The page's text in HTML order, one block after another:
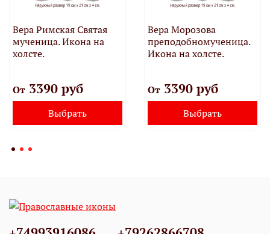
Вера Римская Святая
мученица. Икона на
холсте.
От3390 руб
Выбрать
Вера Морозова
преподобномученица.
Икона на холсте.
От3390 руб
Выбрать